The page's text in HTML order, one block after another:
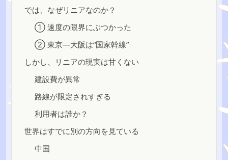
では、なぜリニアなのか？
① 速度の限界にぶつかった
② 東京―大阪は“国家幹線”
しかし、リニアの現実は甘くない
建設費が異常
路線が限定されすぎる
利用者は誰か？
世界はすでに別の方向を見ている
中国